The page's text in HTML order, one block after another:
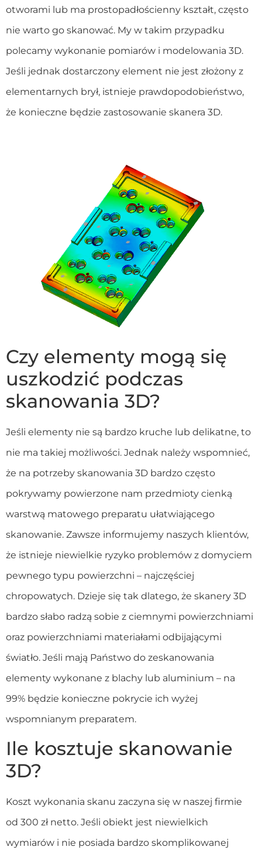
otworami lub ma prostopadłościenny kształt, często
nie warto go skanować. My w takim przypadku
polecamy wykonanie pomiarów i modelowania 3D.
Jeśli jednak dostarczony element nie jest złożony z
elementarnych brył, istnieje prawdopodobieństwo,
że konieczne będzie zastosowanie skanera 3D.
Czy elementy mogą się
uszkodzić podczas
skanowania 3D?
Jeśli elementy nie są bardzo kruche lub delikatne, to
nie ma takiej możliwości. Jednak należy wspomnieć,
że na potrzeby skanowania 3D bardzo często
pokrywamy powierzone nam przedmioty cienką
warstwą matowego preparatu ułatwiającego
skanowanie. Zawsze informujemy naszych klientów,
że istnieje niewielkie ryzyko problemów z domyciem
pewnego typu powierzchni – najczęściej
chropowatych. Dzieje się tak dlatego, że skanery 3D
bardzo słabo radzą sobie z ciemnymi powierzchniami
oraz powierzchniami materiałami odbijającymi
światło. Jeśli mają Państwo do zeskanowania
elementy wykonane z blachy lub aluminium – na
99% będzie konieczne pokrycie ich wyżej
wspomnianym preparatem.
Ile kosztuje skanowanie
3D?
Koszt wykonania skanu zaczyna się w naszej firmie
od 300 zł netto. Jeśli obiekt jest niewielkich
wymiarów i nie posiada bardzo skomplikowanej